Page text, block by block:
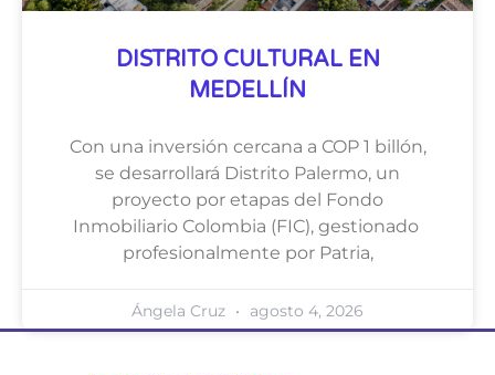
DISTRITO CULTURAL EN
MEDELLÍN
Con una inversión cercana a COP 1 billón,
se desarrollará Distrito Palermo, un
proyecto por etapas del Fondo
Inmobiliario Colombia (FIC), gestionado
profesionalmente por Patria,
Ángela Cruz agosto 4, 2026